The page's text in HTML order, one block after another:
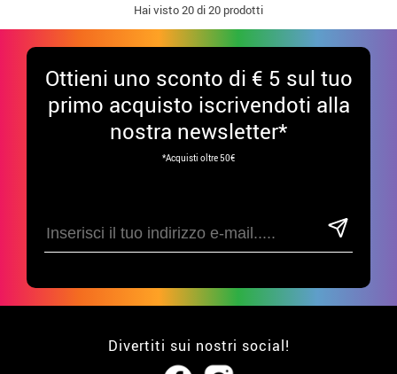
Hai visto20di 20 prodotti
Ottieni uno sconto di € 5 sul tuo
primo acquisto iscrivendoti alla
nostra newsletter*
*Acquisti oltre 50€
Divertiti sui nostri social!